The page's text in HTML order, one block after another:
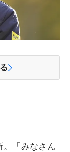
。「みなさん